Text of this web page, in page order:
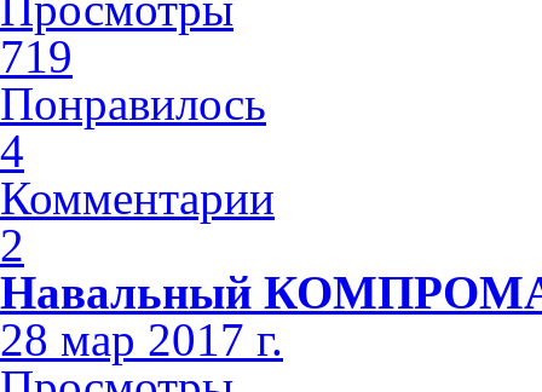
719
Понравилось
4
Комментарии
2
Навальный
28 мар 2017 г.